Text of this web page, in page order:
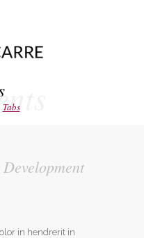
Tabs
Development
in hendrerit in